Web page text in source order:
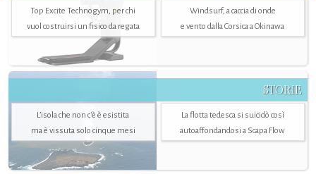
Top Excite Technogym, per chi
vuol costruirsi un fisico da regata
Windsurf, a caccia di onde
e vento dalla Corsica a Okinawa
STORIE
L’isola che non c'è è esistita
ma è vissuta solo cinque mesi
La flotta tedesca si suicidò così
autoaffondandosi a Scapa Flow